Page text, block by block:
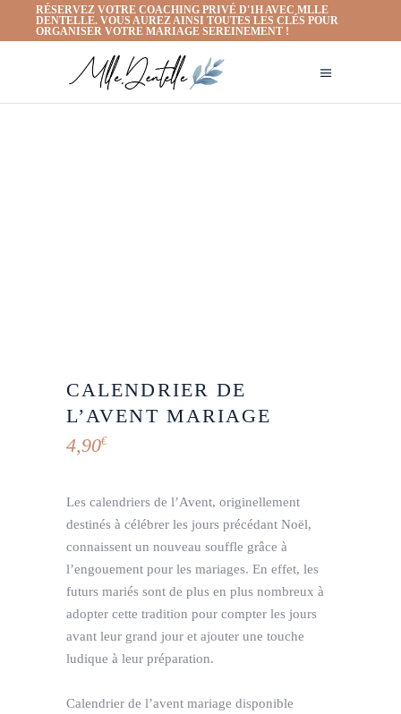
RÉSERVEZ VOTRE COACHING PRIVÉ D'1H AVEC MLLE
DENTELLE. VOUS AUREZ AINSI TOUTES LES CLÉS POUR
ORGANISER VOTRE MARIAGE SEREINEMENT !
CALENDRIER DE
L’AVENT MARIAGE
4,90€
Les calendriers de l’Avent, originellement
destinés à célébrer les jours précédant Noël,
connaissent un nouveau souffle grâce à
l’engouement pour les mariages. En effet, les
futurs mariés sont de plus en plus nombreux à
adopter cette tradition pour compter les jours
avant leur grand jour et ajouter une touche
ludique à leur préparation.
Calendrier de l’avent mariage disponible